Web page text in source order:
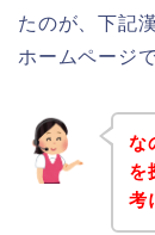
たのが、下記
ホームページ
な
を
考